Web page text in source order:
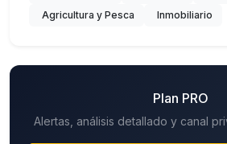
Agricultura y Pesca
Inmobiliario
Plan PRO
Alertas, análisis detallado y canal